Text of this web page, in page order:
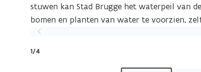
stuwen kan Stad Brugge het waterpeil van
bomen en planten van water te voorzien,
Vorige
slide
1/4